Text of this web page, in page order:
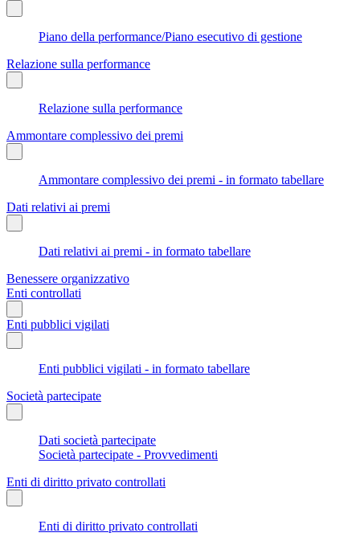
Piano della performance/Piano esecutivo di gestione
Relazione sulla performance
Relazione sulla performance
Ammontare complessivo dei premi
Ammontare complessivo dei premi - in formato tabellare
Dati relativi ai premi
Dati relativi ai premi - in formato tabellare
Benessere organizzativo
Enti controllati
Enti pubblici vigilati
Enti pubblici vigilati - in formato tabellare
Società partecipate
Dati società partecipate
Società partecipate - Provvedimenti
Enti di diritto privato controllati
Enti di diritto privato controllati